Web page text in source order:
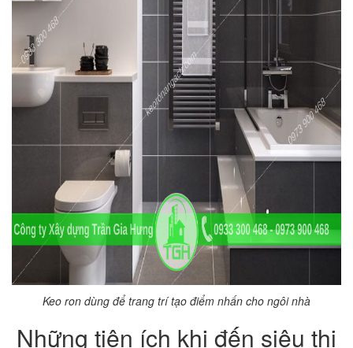
Keo ron dùng để trang trí tạo điểm nhấn cho ngôi nhà
Những tiện ích khi đến siêu thị